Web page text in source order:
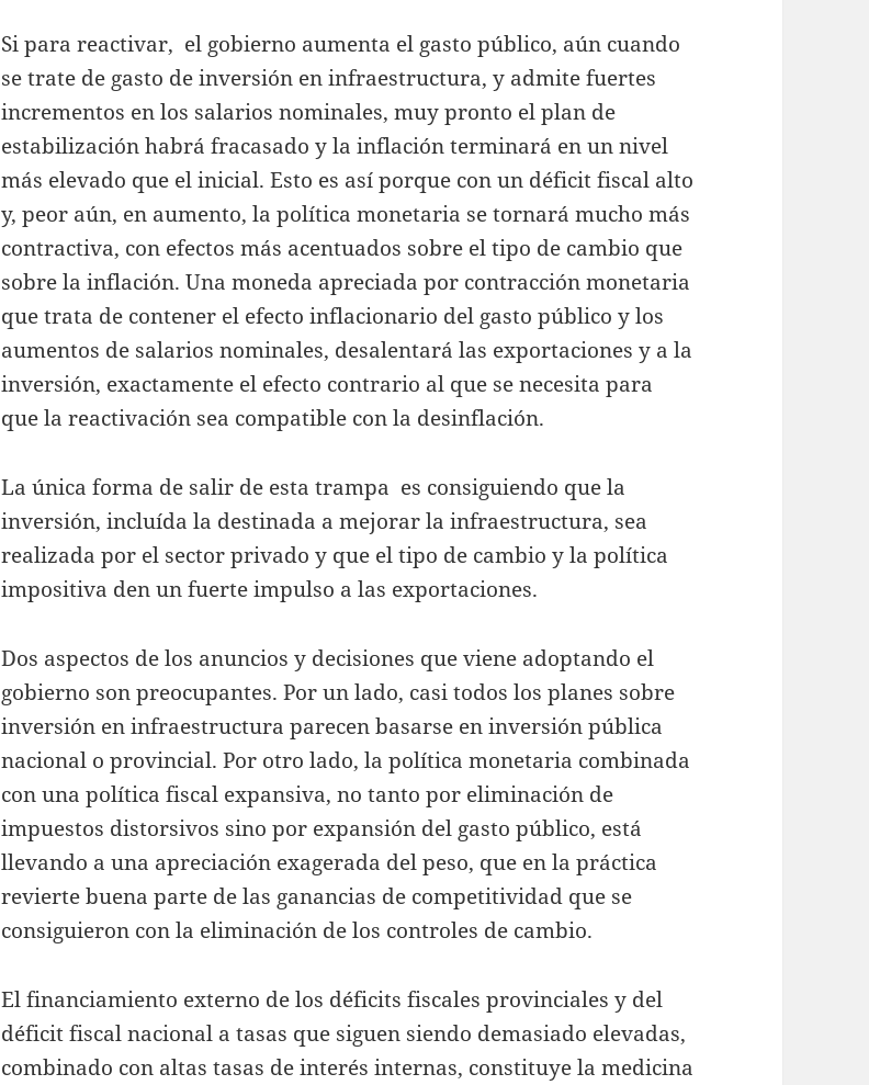
Si para reactivar, el gobierno aumenta el gasto público, aún cuando
se trate de gasto de inversión en infraestructura, y admite fuertes
incrementos en los salarios nominales, muy pronto el plan de
estabilización habrá fracasado y la inflación terminará en un nivel
más elevado que el inicial. Esto es así porque con un déficit fiscal alto
y, peor aún, en aumento, la política monetaria se tornará mucho más
contractiva, con efectos más acentuados sobre el tipo de cambio que
sobre la inflación. Una moneda apreciada por contracción monetaria
que trata de contener el efecto inflacionario del gasto público y los
aumentos de salarios nominales, desalentará las exportaciones y a la
inversión, exactamente el efecto contrario al que se necesita para
que la reactivación sea compatible con la desinflación.
La única forma de salir de esta trampa es consiguiendo que la
inversión, incluída la destinada a mejorar la infraestructura, sea
realizada por el sector privado y que el tipo de cambio y la política
impositiva den un fuerte impulso a las exportaciones.
Dos aspectos de los anuncios y decisiones que viene adoptando el
gobierno son preocupantes. Por un lado, casi todos los planes sobre
inversión en infraestructura parecen basarse en inversión pública
nacional o provincial. Por otro lado, la política monetaria combinada
con una política fiscal expansiva, no tanto por eliminación de
impuestos distorsivos sino por expansión del gasto público, está
llevando a una apreciación exagerada del peso, que en la práctica
revierte buena parte de las ganancias de competitividad que se
consiguieron con la eliminación de los controles de cambio.
El financiamiento externo de los déficits fiscales provinciales y del
déficit fiscal nacional a tasas que siguen siendo demasiado elevadas,
combinado con altas tasas de interés internas, constituye la medicina